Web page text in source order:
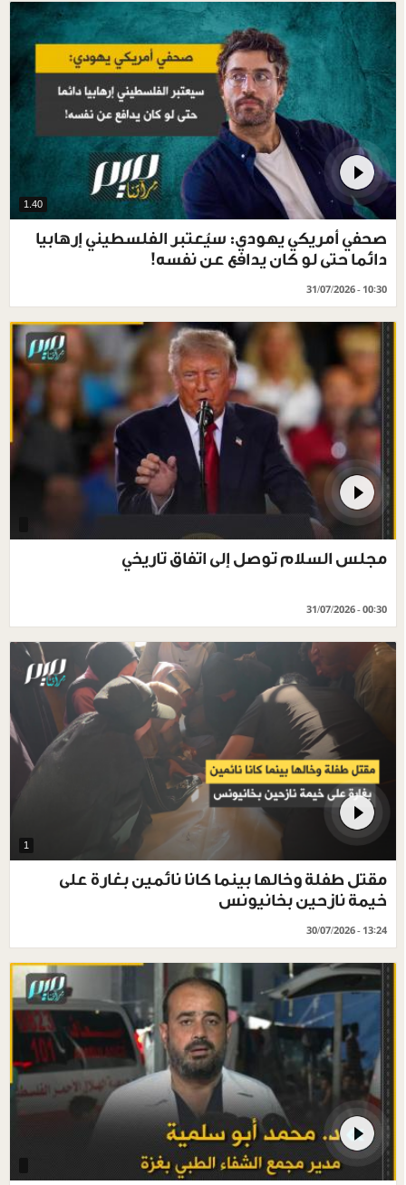
1.40
صحفي أمريكي يهودي: سيُعتبر الفلسطيني إرهابيا
دائما حتى لو كان يدافع عن نفسه!
31/07/2026 - 10:30
مجلس السلام توصل إلى اتفاق تاريخي
31/07/2026 - 00:30
1
مقتل طفلة وخالها بينما كانا نائمين بغارة على
خيمة نازحين بخانيونس
30/07/2026 - 13:24